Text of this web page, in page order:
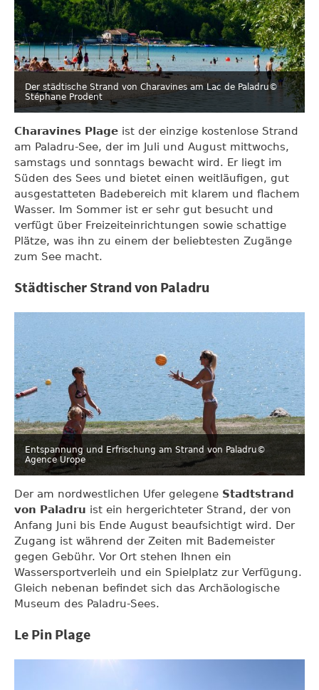
Der städtische Strand von Charavines am Lac de Paladru©
Stéphane Prodent
Charavines Plage ist der einzige kostenlose Strand
am Paladru-See, der im Juli und August mittwochs,
samstags und sonntags bewacht wird. Er liegt im
Süden des Sees und bietet einen weitläufigen, gut
ausgestatteten Badebereich mit klarem und flachem
Wasser. Im Sommer ist er sehr gut besucht und
verfügt über Freizeiteinrichtungen sowie schattige
Plätze, was ihn zu einem der beliebtesten Zugänge
zum See macht.
Städtischer Strand von Paladru
Entspannung und Erfrischung am Strand von Paladru©
Agence Urope
Der am nordwestlichen Ufer gelegene Stadtstrand
von Paladru ist ein hergerichteter Strand, der von
Anfang Juni bis Ende August beaufsichtigt wird. Der
Zugang ist während der Zeiten mit Bademeister
gegen Gebühr. Vor Ort stehen Ihnen ein
Wassersportverleih und ein Spielplatz zur Verfügung.
Gleich nebenan befindet sich das Archäologische
Museum des Paladru-Sees.
Le Pin Plage